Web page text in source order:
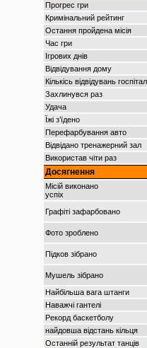
Прогрес гри
Кримінальний рейтинг
Остання пройдена місія
Час гри
Ігрових днів
Відвідування дому
Кількісь відвідувань
Захлинувся раз
Удача
Їжі з’їдено
Перефарбування авто
Відвідано тренажерний зал
Використав чіти раз
Досягнення
Місій виконано
успіх
Графіті зафарбовано
Фото зроблено
Підков зібрано
Мушель зібрано
Найбільша вага штанги
Наважчі гантелі
Рекорд баскетболу
найдовша відстань кільця
Останній результат танців